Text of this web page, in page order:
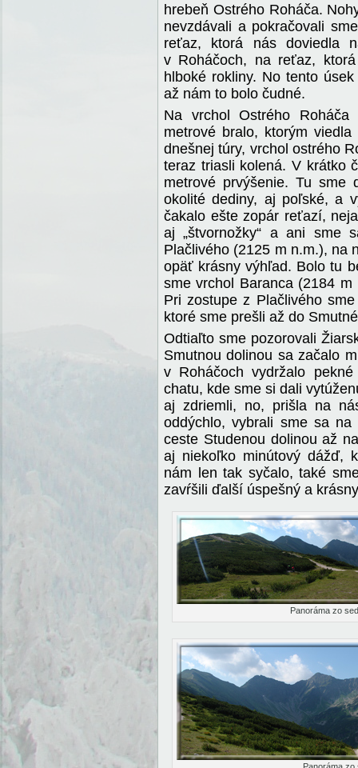
hrebeň Ostrého Roháča.
nevzdávali a pokračovali
reťaz, ktorá nás doviedla
v Roháčoch, na reťaz,
hlboké rokliny. No tento
až nám to bolo čudné.
Na vrchol Ostrého
metrové bralo, ktorým
dnešnej túry, vrchol ostrého
teraz triasli kolená. V krátko
metrové prvýšenie. Tu sme
okolité dediny, aj poľské, a
čakalo ešte zopár reťazí,
aj „štvornožky“ a ani sme
Plačlivého (2125 m n.m.), na
opäť krásny výhľad. Bolo tu
sme vrchol Baranca (2184
Pri zostupe z Plačlivého
ktoré sme prešli až do
Odtiaľto sme pozorovali
Smutnou dolinou sa začalo
v Roháčoch vydržalo
chatu, kde sme si dali
aj zdriemli, no, prišla na
oddýchlo, vybrali sme sa
ceste Studenou dolinou až
aj niekoľko minútový dážď,
nám len tak syčalo, také
zavŕšili ďalší úspešný a
Panoráma zo
Panoráma